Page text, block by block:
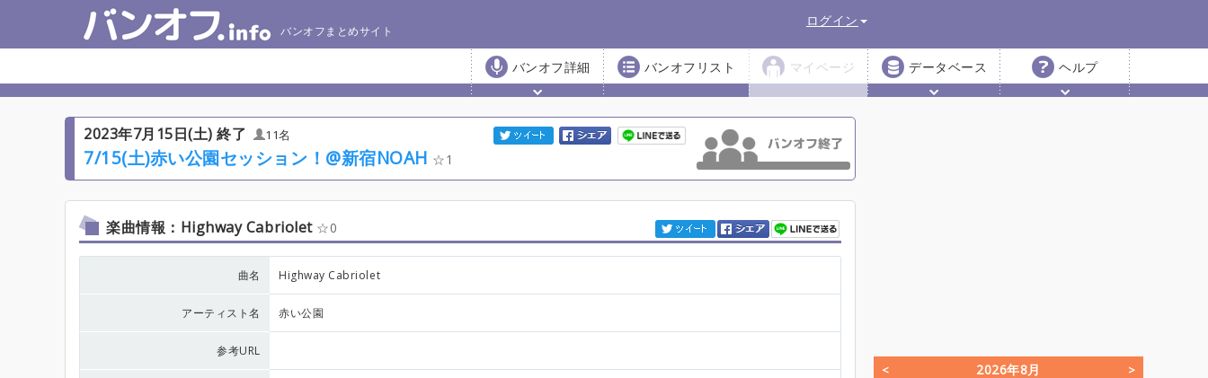
バンオフまとめサイト
ログイン
バンオフ詳細 バンオフリスト マイページ データベース ヘルプ
2023年7月15日(土) 終了 11名
7/15(土)赤い公園セッション！@新宿NOAH 1
楽曲情報：Highway Cabriolet 0
曲名 Highway Cabriolet
アーティスト名 赤い公園
参考URL
2026年8月